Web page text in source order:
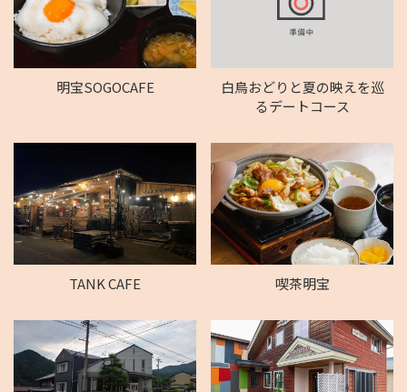
明宝SOGOCAFE
白鳥おどりと夏の映えを巡
るデートコース
TANK CAFE 喫茶明宝